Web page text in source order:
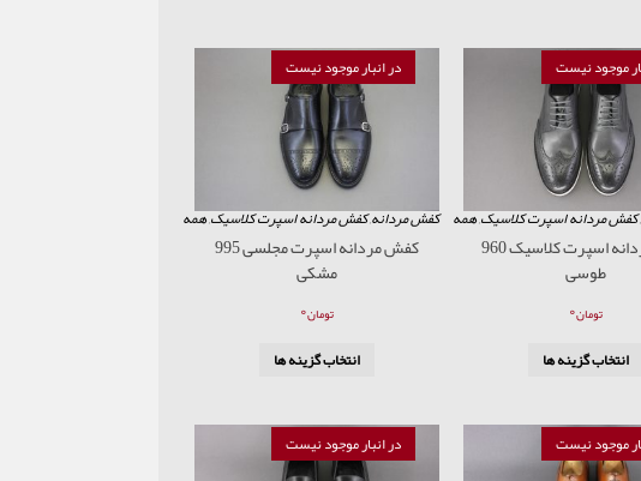
موجود نیست
,کفش مردانه اسپرت کلاسیک,همه محصولات
کفش مردانه اسپرت کلاسیک 960
طوسی
تومان۰
انتخاب گزینه ها
در انبار موجود نیست
کفش مردانه,کفش مردانه اسپرت کلاسیک,همه محصولات
کفش مردانه اسپرت مجلسی 995
مشکی
تومان۰
انتخاب گزینه ها
موجود نیست در انبار موجود نیست